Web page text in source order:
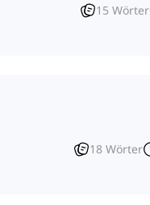
15 Wörter
18 Wörter